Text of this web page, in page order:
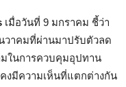
เมื่อวันที่ 9 มกราคม ชี้ว่า
วาคมที่ผ่านมาปรับตัวลด
มในการควบคุมอุปทาน
งมีความเห็นที่แตกต่างกัน